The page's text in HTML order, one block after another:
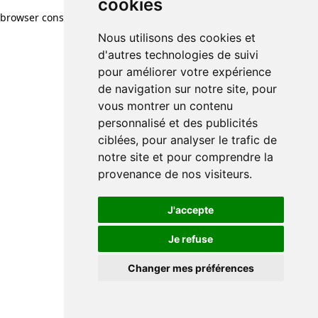
cookies
Nous utilisons des cookies et
d'autres technologies de suivi
pour améliorer votre expérience
de navigation sur notre site, pour
vous montrer un contenu
personnalisé et des publicités
ciblées, pour analyser le trafic de
notre site et pour comprendre la
provenance de nos visiteurs.
J'accepte
Je refuse
Changer mes préférences
browser console for more information)